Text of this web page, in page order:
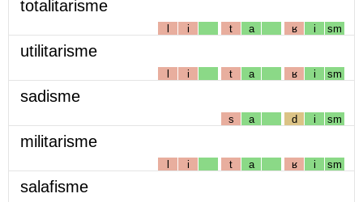
totalitarisme
l i t a ʁ i sm
utilitarisme
l i t a ʁ i sm
sadisme
s a d i sm
militarisme
l i t a ʁ i sm
salafisme